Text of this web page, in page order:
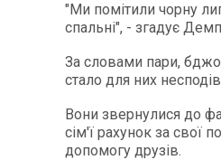
"Ми помітили чорну
спальні", - згадує
За словами пари,
стало для них
Вони звернулися до
сім'ї рахунок за свої
допомогу друзів.